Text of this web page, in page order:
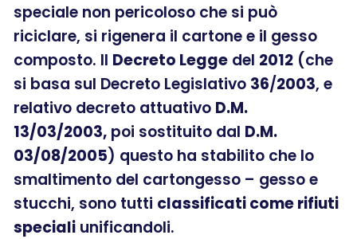
speciale non pericoloso che si può
riciclare, si rigenera il cartone e il gesso
composto. Il Decreto Legge del 2012 (che
si basa sul Decreto Legislativo 36/2003, e
relativo decreto attuativo D.M.
13/03/2003, poi sostituito dal D.M.
03/08/2005) questo ha stabilito che lo
smaltimento del cartongesso – gesso e
stucchi, sono tutti classificati come rifiuti
speciali unificandoli.